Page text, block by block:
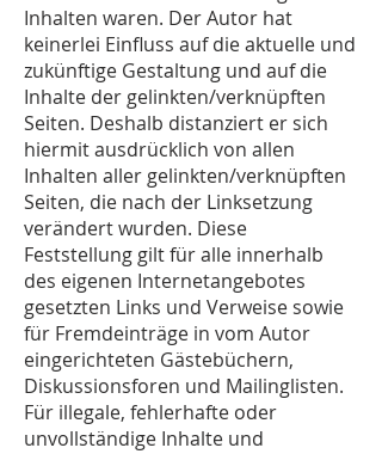
Inhalten waren. Der Autor hat
keinerlei Einfluss auf die aktuelle und
zukünftige Gestaltung und auf die
Inhalte der gelinkten/verknüpften
Seiten. Deshalb distanziert er sich
hiermit ausdrücklich von allen
Inhalten aller gelinkten/verknüpften
Seiten, die nach der Linksetzung
verändert wurden. Diese
Feststellung gilt für alle innerhalb
des eigenen Internetangebotes
gesetzten Links und Verweise sowie
für Fremdeinträge in vom Autor
eingerichteten Gästebüchern,
Diskussionsforen und Mailinglisten.
Für illegale, fehlerhafte oder
unvollständige Inhalte und